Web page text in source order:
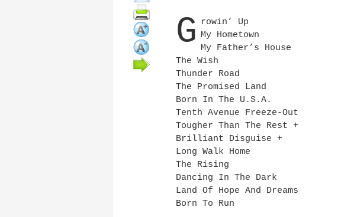
G rowin’ Up
My Hometown
My Father’s House
The Wish
Thunder Road
The Promised Land
Born In The U.S.A.
Tenth Avenue Freeze-Out
Tougher Than The Rest +
Brilliant Disguise +
Long Walk Home
The Rising
Dancing In The Dark
Land Of Hope And Dreams
Born To Run